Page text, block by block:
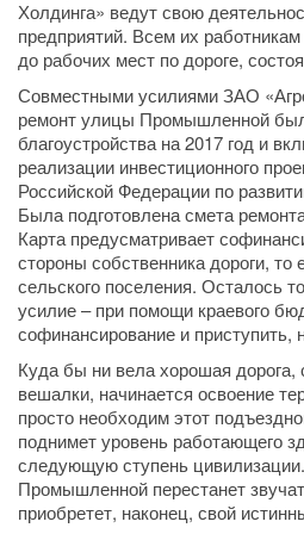
Холдинга» ведут свою
предприятий. Всем их
до рабочих мест по дороге,
Совместными усилиями ЗАО
ремонт улицы Промышленной
благоустройства на 2017 год и
реализации инвестиционного
Российской Федерации по
Была подготовлена смета
Карта предусматривает
стороны собственника дороги, то
сельского поселения. Осталось
усилие – при помощи краевого
софинансирование и приступить,
Куда бы ни вела хорошая дорога,
вешалки, начинается освоение
просто необходим этот
поднимет уровень работающего
следующую ступень
Промышленной перестанет
приобретет, наконец, свой